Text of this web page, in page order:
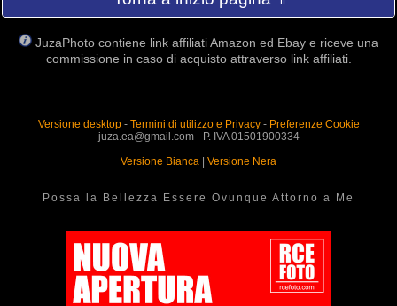
JuzaPhoto contiene link affiliati Amazon ed Ebay e riceve una
commissione in caso di acquisto attraverso link affiliati.
Versione desktop- Termini di utilizzo e Privacy- Preferenze Cookie
juza.ea@gmail.com - P. IVA 01501900334
Versione Bianca
Versione Nera
Possa la Bellezza Essere Ovunque Attorno a Me